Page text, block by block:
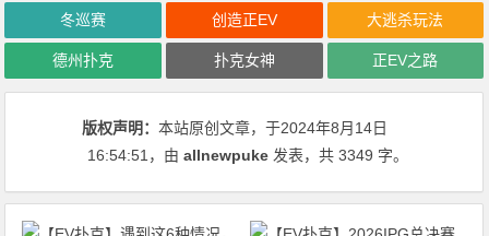
冬巡赛 创造正EV 大逃杀玩法
德州扑克 扑克女神 正EV之路
版权声明：本站原创文章，于2024年8月14日
16:54:51 ，由allnewpuke 发表，共 3349 字。